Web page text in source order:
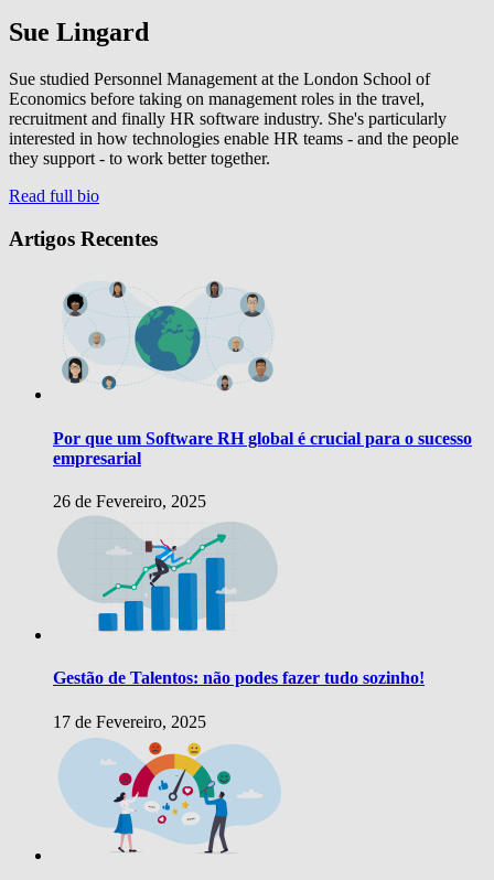
Sue Lingard
Sue studied Personnel Management at the London School of
Economics before taking on management roles in the travel,
recruitment and finally HR software industry. She's particularly
interested in how technologies enable HR teams - and the people
they support - to work better together.
Read full bio
Artigos Recentes
Por que um Software RH global é crucial para o sucesso
empresarial
26 de Fevereiro, 2025
Gestão de Talentos: não podes fazer tudo sozinho!
17 de Fevereiro, 2025